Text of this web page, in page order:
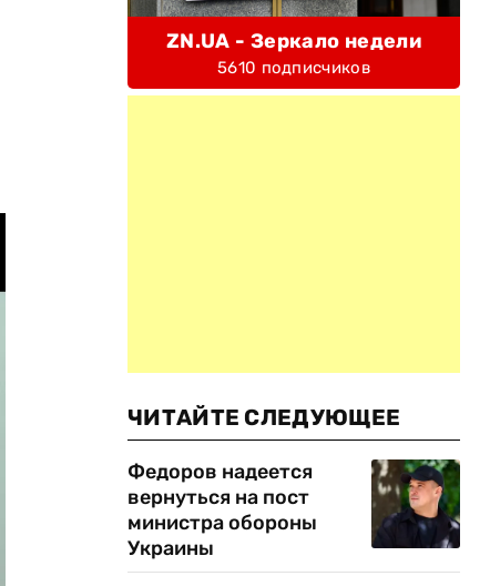
ZN.UA - Зеркало недели
5610 подписчиков
ЧИТАЙТЕ СЛЕДУЮЩЕЕ
Федоров надеется
вернуться на пост
министра обороны
Украины